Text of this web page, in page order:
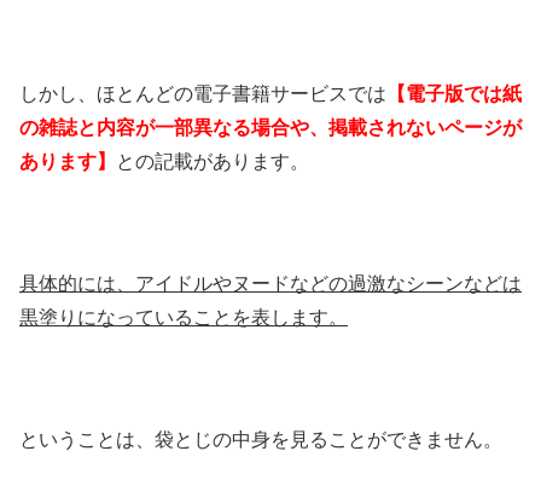
しかし、ほとんどの電子書籍サービスでは 【電子版では紙
の雑誌と内容が一部異なる場合や、掲載されないページが
あります】 との記載があります。
具体的には、アイドルやヌードなどの過激なシーンなどは
黒塗りになっていることを表します。
ということは、袋とじの中身を見ることができません。